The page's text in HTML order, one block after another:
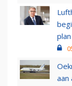
aan